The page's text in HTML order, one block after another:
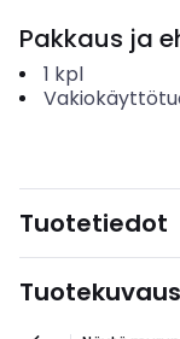
Pakkaus ja
1 kpl
Tuotetiedot
Tuotekuvaus